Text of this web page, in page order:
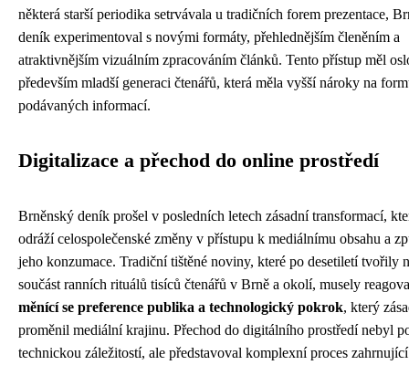
některá starší periodika setrvávala u tradičních forem prezentace,
deník experimentoval s novými formáty, přehlednějším členěním a
atraktivnějším vizuálním zpracováním článků. Tento přístup měl
především mladší generaci čtenářů, která měla vyšší nároky na
podávaných informací.
Digitalizace a přechod do online prostředí
Brněnský deník prošel v posledních letech zásadní transformací,
odráží celospolečenské změny v přístupu k mediálnímu obsahu a
jeho konzumace. Tradiční tištěné noviny, které po desetiletí tvořily
součást ranních rituálů tisíců čtenářů v Brně a okolí, musely
měnící se preference publika a technologický pokrok, který
proměnil mediální krajinu. Přechod do digitálního prostředí nebyl
technickou záležitostí, ale představoval komplexní proces